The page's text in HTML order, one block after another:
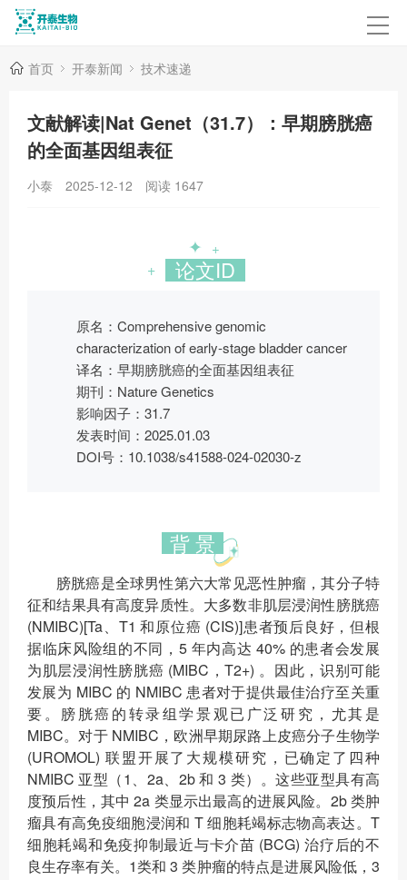
首页 开泰新闻 技术速递
文献解读|Nat Genet（31.7）：早期膀胱癌
的全面基因组表征
小泰 2025-12-12 阅读 1647
✦ +
+ 论文ID
原名：Comprehensive genomic
characterization of early-stage bladder cancer
译名：早期膀胱癌的全面基因组表征
期刊：Nature Genetics
影响因子：31.7
发表时间：2025.01.03
DOI号：10.1038/s41588-024-02030-z
背 景
膀胱癌是全球男性第六大常见恶性肿瘤，其分子特
征和结果具有高度异质性。大多数非肌层浸润性膀胱癌
(NMIBC)[Ta、T1 和原位癌 (CIS)]患者预后良好，但根
据临床风险组的不同，5 年内高达 40% 的患者会发展
为肌层浸润性膀胱癌 (MIBC，T2+) 。因此，识别可能
发展为 MIBC 的 NMIBC 患者对于提供最佳治疗至关重
要。膀胱癌的转录组学景观已广泛研究，尤其是
MIBC。对于 NMIBC，欧洲早期尿路上皮癌分子生物学
(UROMOL) 联盟开展了大规模研究，已确定了四种
NMIBC 亚型（1、2a、2b 和 3 类）。这些亚型具有高
度预后性，其中 2a 类显示出最高的进展风险。2b 类肿
瘤具有高免疫细胞浸润和 T 细胞耗竭标志物高表达。T
细胞耗竭和免疫抑制最近与卡介苗 (BCG) 治疗后的不
良生存率有关。1类和 3 类肿瘤的特点是进展风险低，3